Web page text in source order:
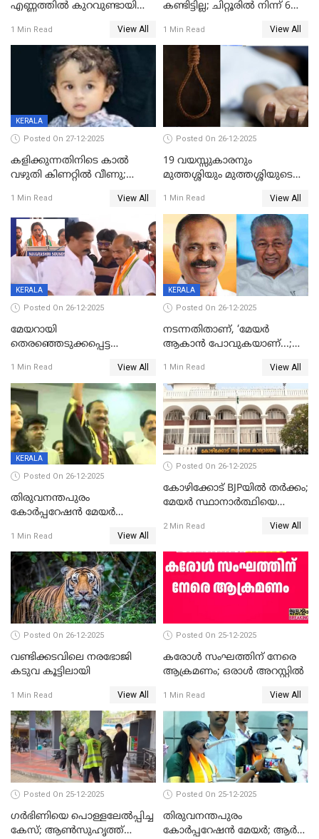
എണ്ണത്തിൽ കുറവുണ്ടായിട്ടും
കുതിച്ചുയരുന്നു
1 Min Read View All
കണ്ടിട്ടില്ല; ചിറ്റൂരിൽ നിന്ന് 6
1 Min Read View All
KERALA
Posted On 27-12-2025
കളിക്കുന്നതിനിടെ കാൽ
വഴുതി കിണറ്റിൽ വീണു;
ദാരുണാന്ത്യം
1 Min Read View All
Posted On 26-12-2025
19 വയസ്സുകാരനും
മുത്തശ്ശിയും മുത്തശ്ശിയുടെ
മരിച്ചനിലയിൽ
1 Min Read View All
KERALA
Posted On 26-12-2025
മേയറായി
തെരഞ്ഞെടുക്കപ്പെട്ട
ആദ്യ വോട്ട് അസാധു; കണ്ണൂർ
ഡെപ്യൂട്ടി മേയർ സ്ഥാനത്ത്
താഹിറിന് വിജയം
1 Min Read View All
KERALA
Posted On 26-12-2025
നടന്നതിതാണ്, ‘മേയർ
ആകാൻ പോവുകയാണ്...;
മുഖ്യമന്ത്രിയുടെ ഓഫീസ്
തന്നെ വിശദീകരിയ്ക്കുന്നു;
സത്യമിതാണ്
1 Min Read View All
KERALA
Posted On 26-12-2025
തിരുവനന്തപുരം
കോര്‍പ്പറേഷന്‍ മേയര്‍
ഹൈക്കോടതിയിലേക്ക്;
സത്യപ്രതിജ്ഞ ചടങ്ങില്‍
ചട്ടലംഘനമെന്ന് പാർട്ടി
1 Min Read View All
Posted On 26-12-2025
കോഴിക്കോട് BJPയിൽ തർക്കം;
മേയർ സ്ഥാനാർത്ഥിയെ
2 Min Read View All
Posted On 26-12-2025
വണ്ടിക്കടവിലെ നരഭോജി
കടുവ കൂട്ടിലായി
1 Min Read View All
Posted On 25-12-2025
കരോള്‍ സംഘത്തിന് നേരെ
ആക്രമണം; ഒരാള്‍ അറസ്റ്റില്‍
1 Min Read View All
Posted On 25-12-2025
ഗര്‍ഭിണിയെ പൊള്ളലേല്‍പ്പിച്ച
കേസ്; ആണ്‍സുഹൃത്ത്
Posted On 25-12-2025
തിരുവനന്തപുരം
കോര്‍പ്പറേഷന്‍ മേയർ; ആര്‍